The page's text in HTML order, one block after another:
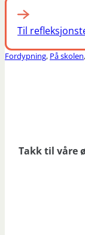
Til
Fordypning, På skolen,
Takk til våre